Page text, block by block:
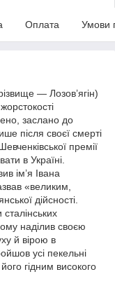
Оплата Умови
— Лозов’ягін)
заслано до
після своєї смерті
премії
в Україні.
ім’я Івана
«великим,
дійсності.
наділив своєю
й вірою в
усі пекельні
гідним високого